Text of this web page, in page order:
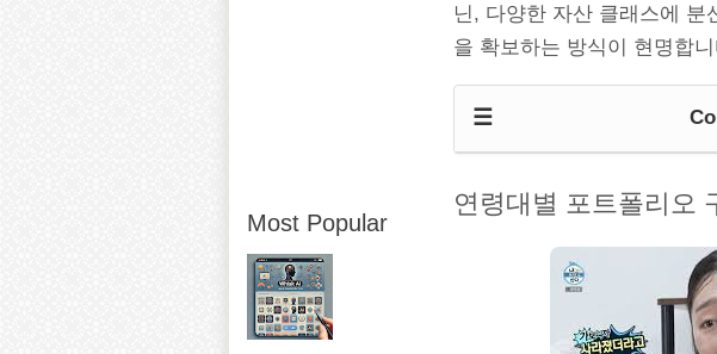
Most Popular
닌, 다양한 자산 클래스에 분
을 확보하는 방식이 현명합
☰
연령대별 포트폴리오